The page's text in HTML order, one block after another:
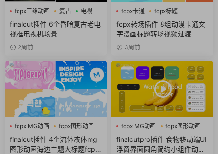
fcpx三维动画 复古 电视
finalcut插件 6个昏暗复古老电
视框电视机场景
2周前
fcpx卡通
fcpx标题
fcpx转场
fcpx转场插件 8组动漫卡通文
字漫画标题转场视频过渡
3周前
fcpx MG动画
fcpx图形动画
流体
finalcut插件 4个流体液体mg
图形动画海边主题大标题fcpx
fcpx MG动画
fcpx图形动画
fcpx图标
finalcutpro插件 食物移动端UI
浮窗界面圆角简约小组件动画f